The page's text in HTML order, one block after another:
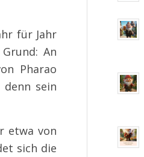
für Jahr
An
Pharao
sein
etwa von
sich die